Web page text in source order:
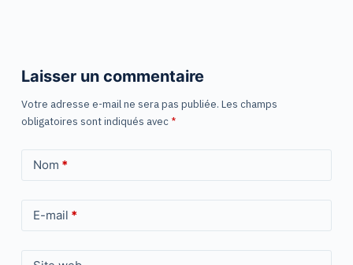
Laisser un commentaire
Votre adresse e-mail ne sera pas publiée. Les champs
obligatoires sont indiqués avec *
Nom *
E-mail *